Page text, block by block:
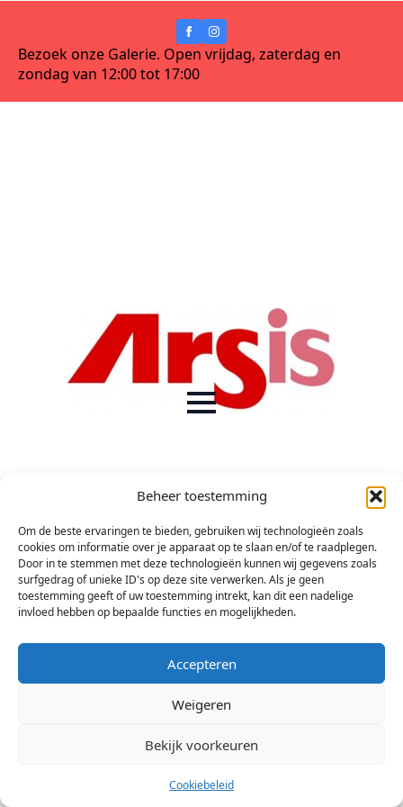
Beheer toestemming
Om de beste ervaringen te bieden, gebruiken wij technologieën zoals
cookies om informatie over je apparaat op te slaan en/of te raadplegen.
Door in te stemmen met deze technologieën kunnen wij gegevens zoals
surfgedrag of unieke ID's op deze site verwerken. Als je geen
toestemming geeft of uw toestemming intrekt, kan dit een nadelige
invloed hebben op bepaalde functies en mogelijkheden.
Accepteren
Weigeren
Bekijk voorkeuren
Cookiebeleid
Bezoek onze Galerie. Open vrijdag, zaterdag en
zondag van 12:00 tot 17:00
Foto’s van Gerrit Westerveld en Angele Oleamik.